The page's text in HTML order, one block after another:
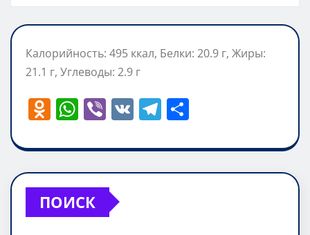
Калорийность: 495 ккал, Белки: 20.9 г, Жиры:
21.1 г, Углеводы: 2.9 г
O
n
o
kl
a
W
at
s
A
p
Vi
er
V T
e
gr
п
р
ПОИСК